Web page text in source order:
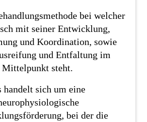
bei welcher
mit seiner Entwicklung,
und Koordination, sowie
und Entfaltung im
Mittelpunkt steht.
handelt sich um eine
bei der die